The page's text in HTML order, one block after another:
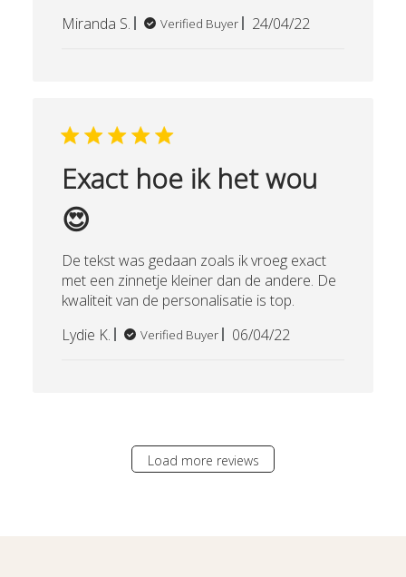
Miranda S.
Verified Buyer
Published
24/04/22
Exact hoe ik het wou
😍
De tekst was gedaan zoals ik vroeg exact
met een zinnetje kleiner dan de andere. De
kwaliteit van de personalisatie is top.
Lydie K.
Verified Buyer
Published
06/04/22
Load more reviews